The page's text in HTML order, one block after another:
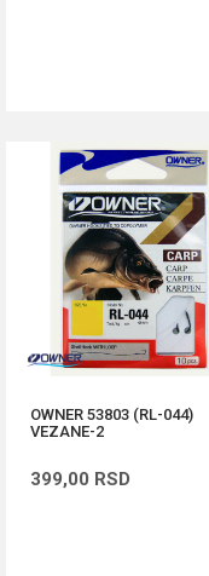
OWNER 53803 (RL-044)
VEZANE-2
399,00 RSD